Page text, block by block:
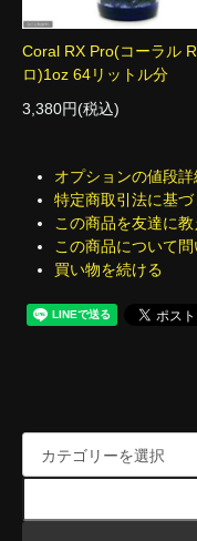
Coral RX Pro(コーラル
ロ)1oz 64リットル分
3,380円(税込)
オプションの値段詳
特定商取引法に基づ
この商品を友達に教
この商品について
買い物を続ける